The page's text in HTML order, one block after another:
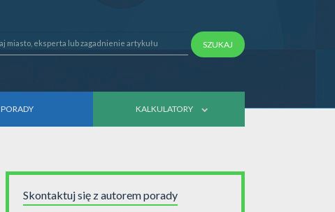
SZUKAJ
PORADY KALKULATORY
Skontaktuj się z autorem porady